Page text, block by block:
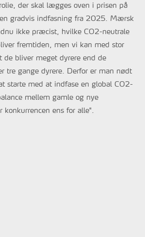
der skal lægges oven i prisen på
gradvis indfasning fra 2025. Mærsk
ikke præcist, hvilke CO2-neutrale
fremtiden, men vi kan med stor
de bliver meget dyrere end de
tre gange dyrere. Derfor er man nødt
starte med at indfase en global CO2-
mellem gamle og nye
ens for alle".